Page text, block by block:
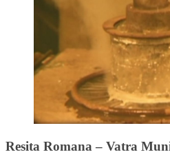
Resita Romana – Vatra